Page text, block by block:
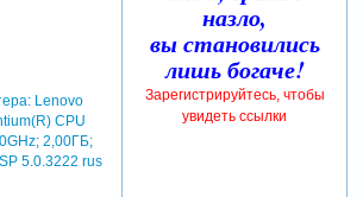
Lenovo
CPU
2,00ГБ;
5.0.3222 rus
назло,
вы становились
лишь богаче!
Зарегистрируйтесь, чтобы
увидеть ссылки